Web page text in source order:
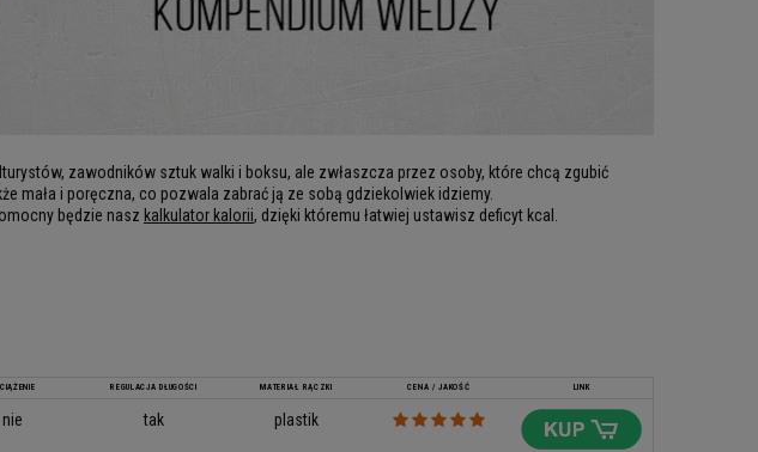
zawodników sztuk walki i boksu, ale zwłaszcza przez osoby, które chcą zgubić
mała i poręczna, co pozwala zabrać ją ze sobą gdziekolwiek idziemy.
będzie nasz kalkulator kalorii, dzięki któremu łatwiej ustawisz deficyt kcal.
REGULACJA DŁUGOŚCI MATERIAŁ RĄCZKI CENA / JAKOŚĆ LINK
nie tak plastik